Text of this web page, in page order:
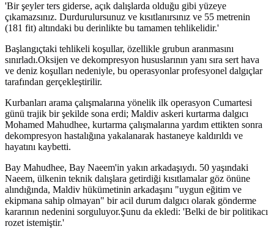
'Bir şeyler ters giderse, açık dalışlarda olduğu gibi yüzeye
çıkamazsınız. Durdurulursunuz ve kısıtlanırsınız ve 55 metrenin
(181 fit) altındaki bu derinlikte bu tamamen tehlikelidir.'
Başlangıçtaki tehlikeli koşullar, özellikle grubun aranmasını
sınırladı.Oksijen ve dekompresyon hususlarının yanı sıra sert hava
ve deniz koşulları nedeniyle, bu operasyonlar profesyonel dalgıçlar
tarafından gerçekleştirilir.
Kurbanları arama çalışmalarına yönelik ilk operasyon Cumartesi
günü trajik bir şekilde sona erdi; Maldiv askeri kurtarma dalgıcı
Mohamed Mahudhee, kurtarma çalışmalarına yardım ettikten sonra
dekompresyon hastalığına yakalanarak hastaneye kaldırıldı ve
hayatını kaybetti.
Bay Mahudhee, Bay Naeem'in yakın arkadaşıydı. 50 yaşındaki
Naeem, ülkenin teknik dalışlara getirdiği kısıtlamalar göz önüne
alındığında, Maldiv hükümetinin arkadaşını "uygun eğitim ve
ekipmana sahip olmayan" bir acil durum dalgıcı olarak gönderme
kararının nedenini sorguluyor.Şunu da ekledi: 'Belki de bir politikacı
rozet istemiştir.'